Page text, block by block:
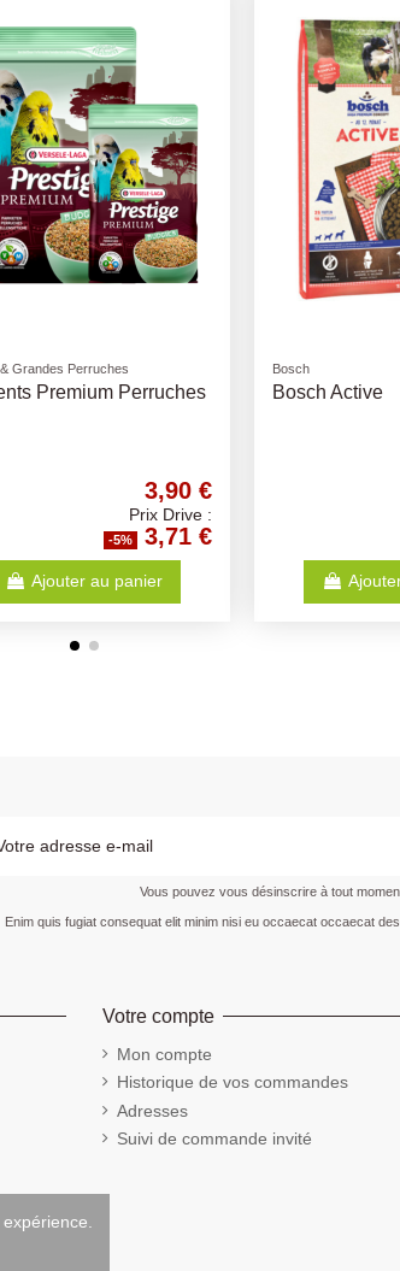
Baignoires
OISEAUX
2,30 €
Prix Drive :
-5% 2,19 €
Voir
Cochon d'inde
Cavia
Vous pouvez vous désinscrire à tout
Enim quis fugiat consequat elit minim nisi eu occaecat occaecat
Votre compte
Mon compte
Historique de vos commandes
Adresses
Suivi de commande invité